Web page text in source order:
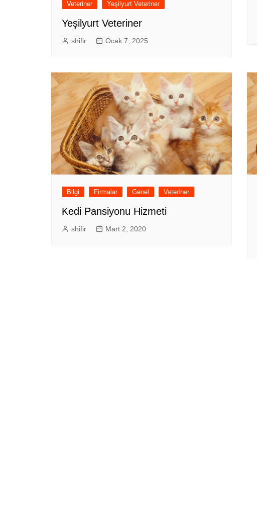
Veteriner
Yeşilyurt Veteriner
Yeşilyurt Veteriner
shifir Ocak 7, 2025
Bilgi Firmalar Genel Veteriner
Kedi Pansiyonu Hizmeti
shifir Mart 2, 2020